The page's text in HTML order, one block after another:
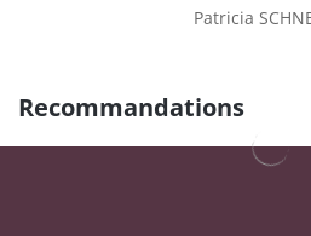
Patricia
Recommandations